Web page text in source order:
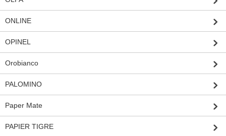
ONLINE
OPINEL
Orobianco
PALOMINO
Paper Mate
PAPIER TIGRE